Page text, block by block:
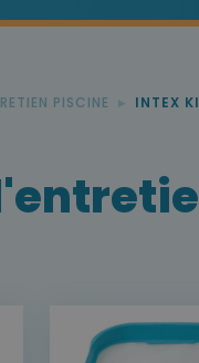
PISCINE INTEX